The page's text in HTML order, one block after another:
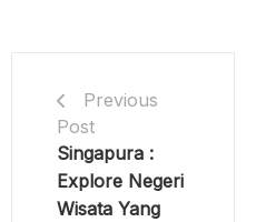
Previous
Post
Singapura :
Explore Negeri
Wisata Yang